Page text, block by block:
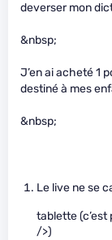
deverser mon
&nbsp;
J’en ai acheté 1
destiné à mes
&nbsp;
Le live ne se
tablette (c’est
/>)